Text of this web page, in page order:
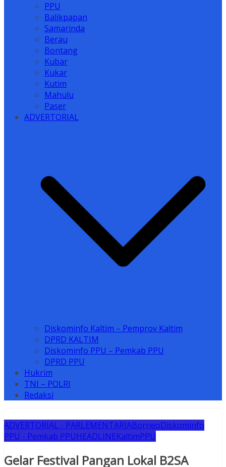
PPU
Balikpapan
Samarinda
Berau
Bontang
Kubar
Kukar
Kutim
Mahulu
Paser
ADVERTORIAL
Diskominfo Kaltim – Pemprov Kaltim
DPRD KALTIM
Diskominfo PPU – Pemkab PPU
DPRD PPU
Hukrim
TNI – POLRI
Redaksi
ADVERTORIAL - PARLEMENTARIABorneoDiskominfo
PPU - Pemkab PPUHEADLINEKaltimPPU
Gelar Festival Pangan Lokal B2SA